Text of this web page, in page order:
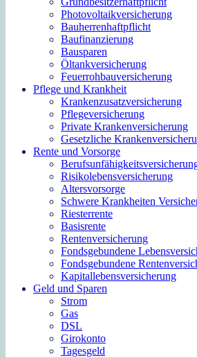
Photovoltaikversicherung
Bauherrenhaftpflicht
Baufinanzierung
Bausparen
Öltankversicherung
Feuerrohbauversicherung
Pflege und Krankheit
Krankenzusatzversicherung
Pflegeversicherung
Private Krankenversicherung
Gesetzliche
Rente und Vorsorge
Risikolebensversicherung
Altersvorsorge
Schwere Krankheiten
Riesterrente
Basisrente
Rentenversicherung
Fondsgebundene
Fondsgebundene
Kapitallebensversicherung
Geld und Sparen
Strom
Gas
DSL
Girokonto
Tagesgeld